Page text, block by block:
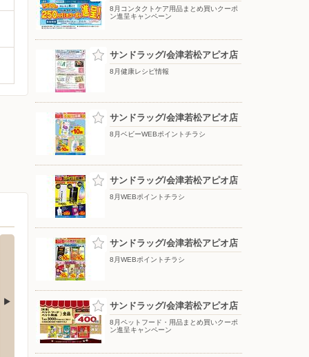
ランドNew会津若松 クスリのアオキ/城西町店
8月コンタクトケア用品まとめ買いクーポ
ン進呈キャンペーン
サンドラッグ/会津若松アピオ店
8月健康レシピ情報
サンドラッグ/会津若松アピオ店
8月ベビーWEBポイントチラシ
サンドラッグ/会津若松アピオ店
8月WEBポイントチラシ
サンドラッグ/会津若松アピオ店
8月WEBポイントチラシ
サンドラッグ/会津若松アピオ店
8月ペットフード・用品まとめ買いクーポ
ン進呈キャンペーン